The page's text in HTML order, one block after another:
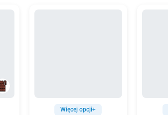
Więcej opcji+